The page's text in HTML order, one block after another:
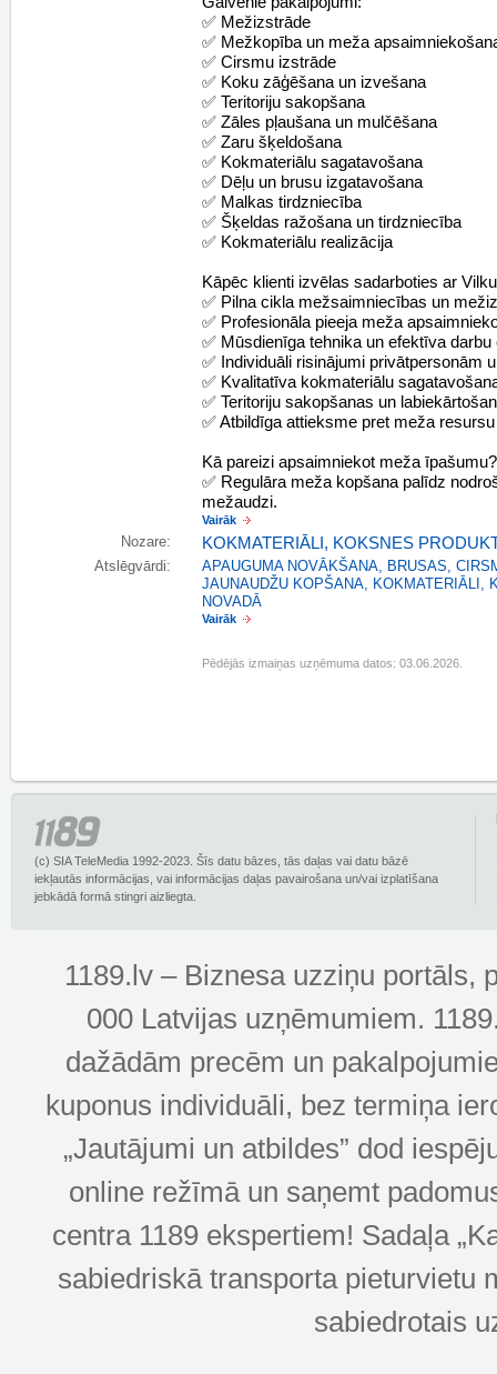
✅ Mežizstrāde
✅ Mežkopība un meža
✅ Cirsmu izstrāde
✅ Koku zāģēšana un izvešana
✅ Teritoriju sakopšana
✅ Zāles pļaušana un mulčēšana
✅ Zaru šķeldošana
✅ Kokmateriālu sagatavošana
✅ Dēļu un brusu izgatavošana
✅ Malkas tirdzniecība
✅ Šķeldas ražošana un tirdzniecība
✅ Kokmateriālu realizācija
Kāpēc klienti izvēlas sadarboties ar
✅ Pilna cikla mežsaimniecības un
✅ Profesionāla pieeja meža
✅ Mūsdienīga tehnika un efektīva darbu
✅ Individuāli risinājumi privātpersonām
✅ Kvalitatīva kokmateriālu
✅ Teritoriju sakopšanas un
✅ Atbildīga attieksme pret meža
Kā pareizi apsaimniekot meža īpašumu?
✅ Regulāra meža kopšana palīdz
mežaudzi.
Vairāk
Nozare: KOKMATERIĀLI, KOKSNES
Atslēgvārdi: APAUGUMA NOVĀKŠANA, BRUSAS,
JAUNAUDŽU KOPŠANA, KOKMATERIĀLI ,
NOVADĀ
Vairāk
Pēdējās izmaiņas uzņēmuma datos: 03.06.2026.
(c) SIA TeleMedia 1992-2023. Šīs datu bāzes, tās daļas vai datu bāzē
iekļautās informācijas, vai informācijas daļas pavairošana un/vai izplatīšana
jebkādā formā stingri aizliegta.
1189.lv – Biznesa uzziņu portāls,
000 Latvijas uzņēmumiem.
dažādām precēm un
kuponus individuāli, bez termiņa
„Jautājumi un atbildes” dod
online režīmā un saņemt
centra 1189 ekspertiem! Sadaļa
sabiedriskā transporta pieturvietu
sabiedrotais